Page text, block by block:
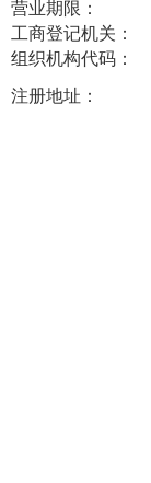
营业期限：
工商登记机关：
组织机构代码：
注册地址：